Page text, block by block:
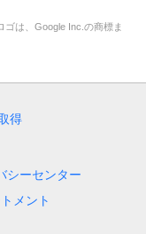
ゴは、Google Inc.の商標ま
得
シーセンター
メント